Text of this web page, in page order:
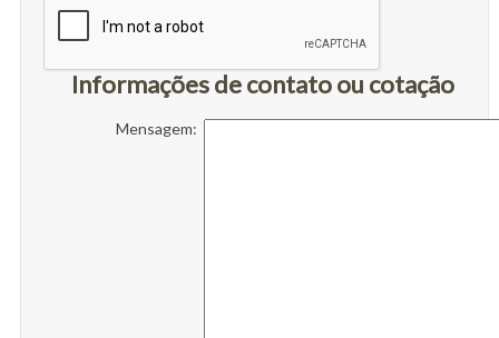
Informações de contato ou cotação
Mensagem: